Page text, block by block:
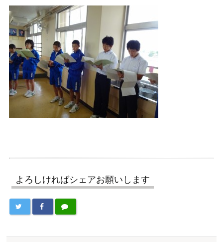
よろしければシェアお願いします